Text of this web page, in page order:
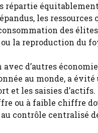
répartie
les
des
la reproduction du
avec d’autres
au monde, a
et les saisies
ou à faible chiffre
contrôle centralisé